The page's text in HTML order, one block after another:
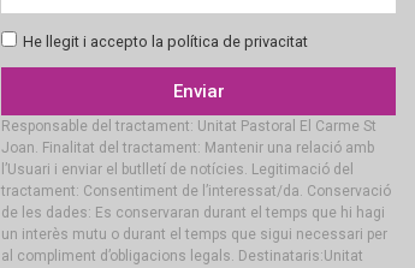
He llegit i accepto la política de privacitat
Enviar
Responsable del tractament: Unitat Pastoral El Carme St
Joan. Finalitat del tractament: Mantenir una relació amb
l’Usuari i enviar el butlletí de notícies. Legitimació del
tractament: Consentiment de l’interessat/da. Conservació
de les dades: Es conservaran durant el temps que hi hagi
un interès mutu o durant el temps que sigui necessari per
al compliment d’obligacions legals. Destinataris:Unitat